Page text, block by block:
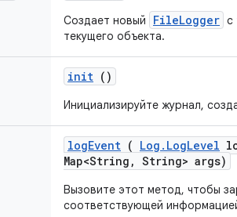
Создает новый FileLogger с
текущего объекта.
init ()
Инициализируйте журнал,
logEvent ( Log . LogLevel
Map<String , String> args)
Вызовите этот метод, чтобы
соответствующей